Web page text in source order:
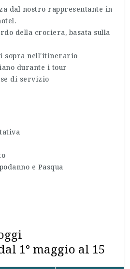
dal nostro rappresentante in
della crociera, basata sulla
sopra nell'itinerario
durante i tour
di servizio
e Pasqua
1° maggio al 15